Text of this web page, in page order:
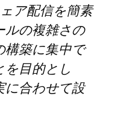
ア配信を簡素
ルの複雑さの
構築に集中で
目的とし
に合わせて設